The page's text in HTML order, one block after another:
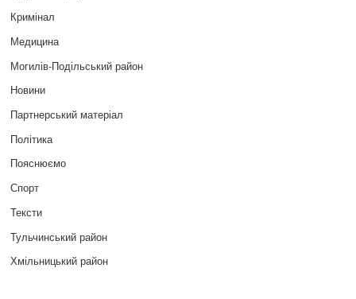
Кримінал
Медицина
Могилів-Подільський район
Новини
Партнерський матеріал
Політика
Пояснюємо
Спорт
Тексти
Тульчинський район
Хмільницький район